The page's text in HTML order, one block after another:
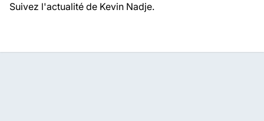
Suivez l'actualité de Kevin Nadje.